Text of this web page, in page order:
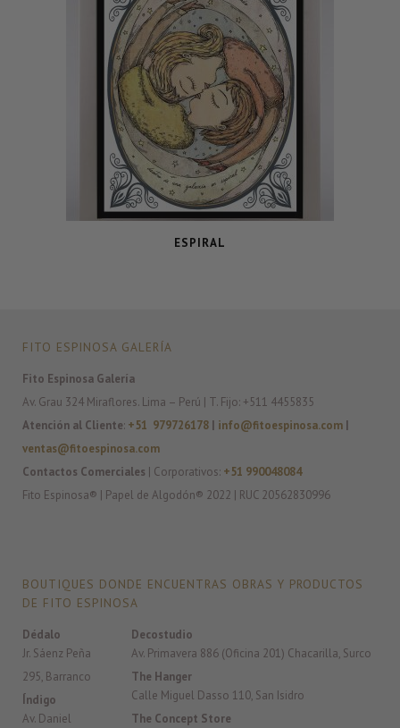
ESPIRAL
FITO ESPINOSA GALERÍA
Fito Espinosa Galería
Av. Grau 324 Miraflores. Lima – Perú | T. Fijo: +511 4455835
Atención al Cliente: +51 979726178 info@fitoespinosa.com
ventas@fitoespinosa.com
Contactos Comerciales
| Corporativos: +51 990048084
Fito Espinosa® | Papel de Algodón® 2022 | RUC 20562830996
BOUTIQUES DONDE ENCUENTRAS OBRAS Y PRODUCTOS
DE FITO ESPINOSA
Dédalo
Jr. Sáenz Peña
295, Barranco
Índigo
Av. Daniel
Decostudio
Av. Primavera 886 (Oficina 201) Chacarilla, Surco
The Hanger
Calle Miguel Dasso 110, San Isidro
The Concept Store